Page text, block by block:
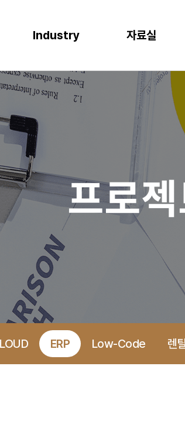
ERP
SAP S/4HANA
SAP Business One
SAP EWM
Microsoft Dynamics 365
Smart Factory
WiJARD Package
CLOUD ONEPACK
CLOUD
AWS
NAVER
Mendix
워크쓰루
Industry
성도 증대
드 신뢰도 증가
효율화
을 위한 최적의 도구
립 및 글로벌 운영 시스템 구축
원관리
제조
디지털 혁신과 생산성
인공지능과 머신러닝으로 제조 혁신 실현
계획과 목표 중심의 프로세스 설계로 품질
바이오
엄격한 규제 준수를 위한 IT시스템
성장을 위한 기반 마련
소비재
플랫폼을 통한 경쟁력 강화
데이터 분석과 기술의 활용
물류
복잡한 물류 현장을 위
재고 없는 창고
미래 성장을 위한 유연
고도의 정밀성과
자료실
프로젝트 사례
다운로드
추천 검색어 WRMS
렌탈 모
프로
ERP Low-Code 렌